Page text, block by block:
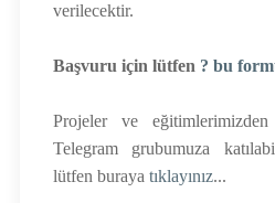
verilecektir.
Başvuru için lütfen ? bu
Projeler ve
Telegram grubumuza
lütfen buraya tıklayınız...